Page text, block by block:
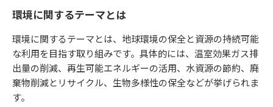
環境に関するテーマとは
環境に関するテーマとは、地球環境の保全と資源の持続可能
な利用を目指す取り組みです。具体的には、温室効果ガス排
出量の削減、再生可能エネルギーの活用、水資源の節約、廃
棄物削減とリサイクル、生物多様性の保全などが挙げられま
す。